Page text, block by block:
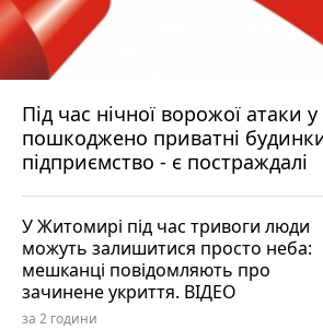
Під час нічної ворожої атаки
пошкоджено приватні
підприємство - є постраждалі
У Житомирі під час тривоги люди
можуть залишитися просто неба:
мешканці повідомляють про
зачинене укриття. ВІДЕО
за 2 години